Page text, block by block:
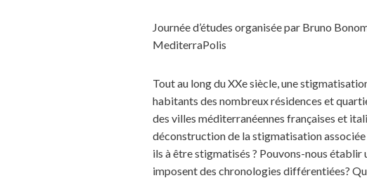
Journée d’études organisée par Bruno
MediterraPolis
Tout au long du XXe siècle, une
habitants des nombreux résidences et
des villes méditerranéennes françaises et
déconstruction de la stigmatisation
ils à être stigmatisés ? Pouvons-nous établir
imposent des chronologies différentiées?